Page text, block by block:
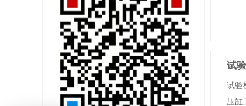
试
试验
压缸